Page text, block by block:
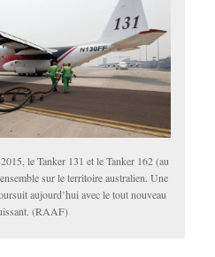
le Tanker 131 et le Tanker 162 (au
sur le territoire australien. Une
aujourd’hui avec le tout nouveau
(RAAF)